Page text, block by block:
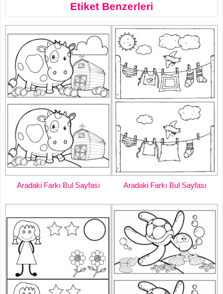
Etiket Benzerleri
Aradaki Farkı Bul Sayfası Aradaki Farkı Bul Sayfası